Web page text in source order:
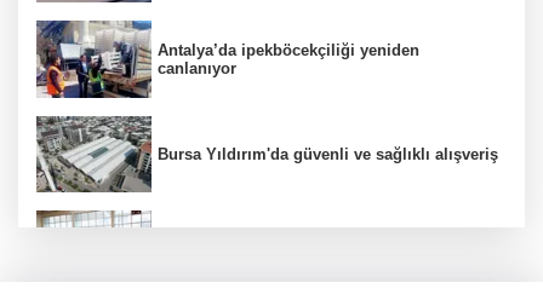
Antalya’da ipekböcekçiliği yeniden
canlanıyor
Bursa Yıldırım'da güvenli ve sağlıklı alışveriş